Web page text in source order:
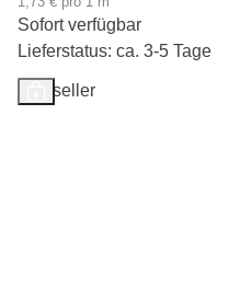
Sofort verfügbar
Lieferstatus: ca. 3-5 Tage
Bestseller